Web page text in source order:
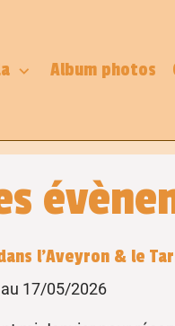
Album photos
l'Aveyron & le
au 17/05/2026